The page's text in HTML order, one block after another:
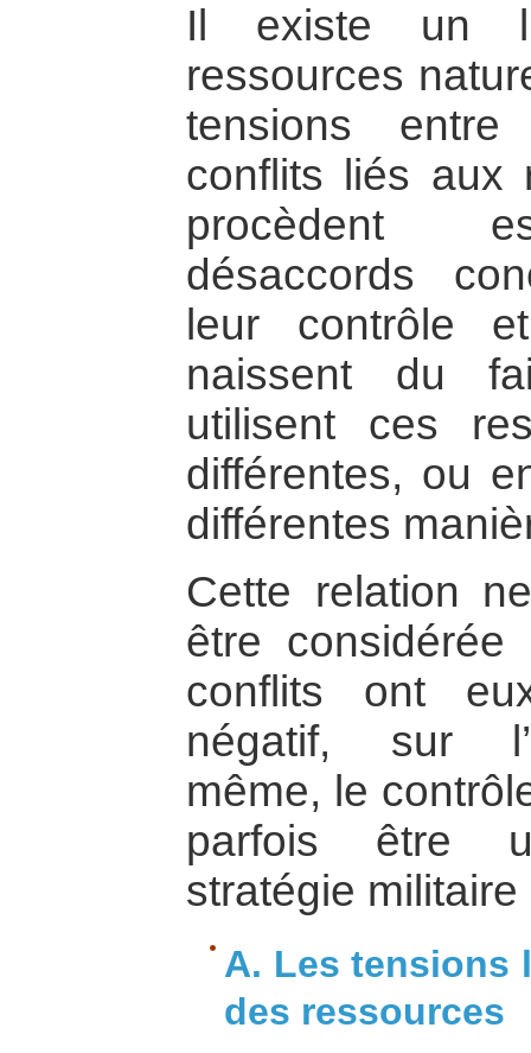
Il existe un
ressources
tensions
conflits liés aux
procèdent
désaccords
leur contrôle
naissent du
utilisent ces
différentes, ou
différentes
Cette relation
être
conflits ont
négatif, sur
même, le
parfois être
stratégie
A. Les tensions
des ressources